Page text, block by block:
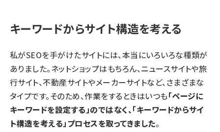
キーワードからサイト構造を考える
私がSEOを手がけたサイトには、本当にいろいろな種類が
ありました。ネットショップはもちろん、ニュースサイトや旅
行サイト、不動産サイトやメーカーサイトなど、さまざまな
タイプです。そのため、作業をするときはいつも「ページに
キーワードを設定する」のではなく、「キーワードからサイ
ト構造を考える」プロセスを取ってきました。